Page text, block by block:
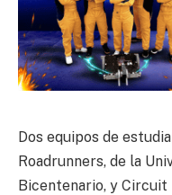
Dos equipos de
Roadrunners, de la
Bicentenario, y